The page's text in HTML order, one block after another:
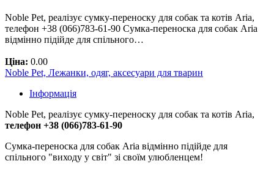
Noble Pet, реалізує сумку-переноску для собак та котів Aria,
телефон +38 (066)783-61-90 Сумка-переноска для собак Aria
відмінно підійде для спільного…
Ціна: 0.00
Noble Pet, Лежанки, одяг, аксесуари для тварин
Інформація
Noble Pet, реалізує сумку-переноску для собак та котів Aria,
телефон +38 (066)783-61-90
Сумка-переноска для собак Aria відмінно підійде для
спільного "виходу у світ" зі своїм улюбленцем!